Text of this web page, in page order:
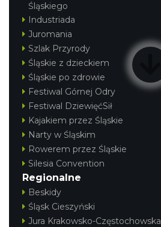
Śląskiego
Industriada
Juromania
Szlak Przyrody
Śląskie z dzieckiem
Śląskie po zdrowie
Festiwal Górnej Odry
Festiwal DziewięćSił
Kajakiem przez Śląskie
Narty w Śląskim
Rowerem przez Śląskie
Silesia Convention
Regionalne
Beskidy
Śląsk Cieszyński
Jura Krakowsko-Częstochowska